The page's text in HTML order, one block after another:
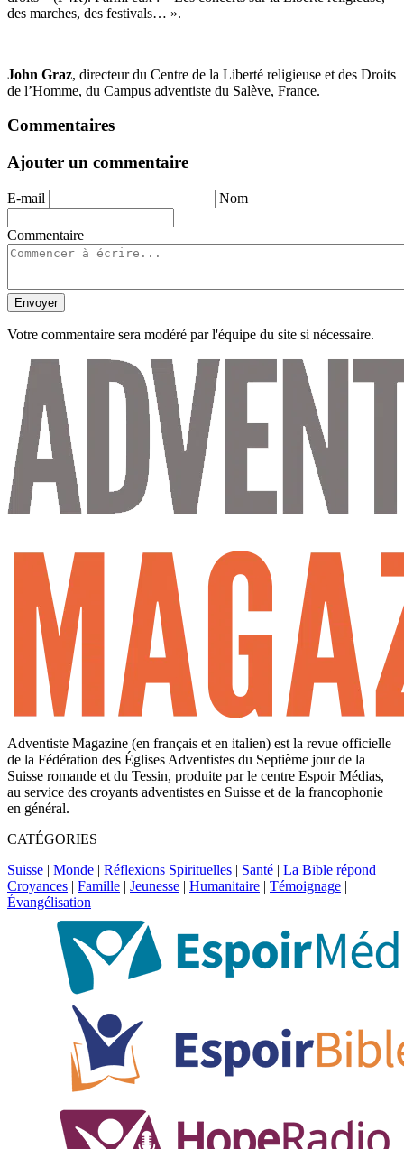
des marches, des festivals… ».
John Graz, directeur du Centre de la Liberté religieuse et des Droits
de l’Homme, du Campus adventiste du Salève, France.
Commentaires
Ajouter un commentaire
E-mail Nom
Commentaire
Envoyer
Votre commentaire sera modéré par l'équipe du site si nécessaire.
Adventiste Magazine (en français et en italien) est la revue officielle
de la Fédération des Églises Adventistes du Septième jour de la
Suisse romande et du Tessin, produite par le centre Espoir Médias,
au service des croyants adventistes en Suisse et de la francophonie
en général.
CATÉGORIES
Suisse | Monde | Réflexions Spirituelles | Santé | La Bible répond |
Croyances | Famille | Jeunesse | Humanitaire | Témoignage |
Évangélisation